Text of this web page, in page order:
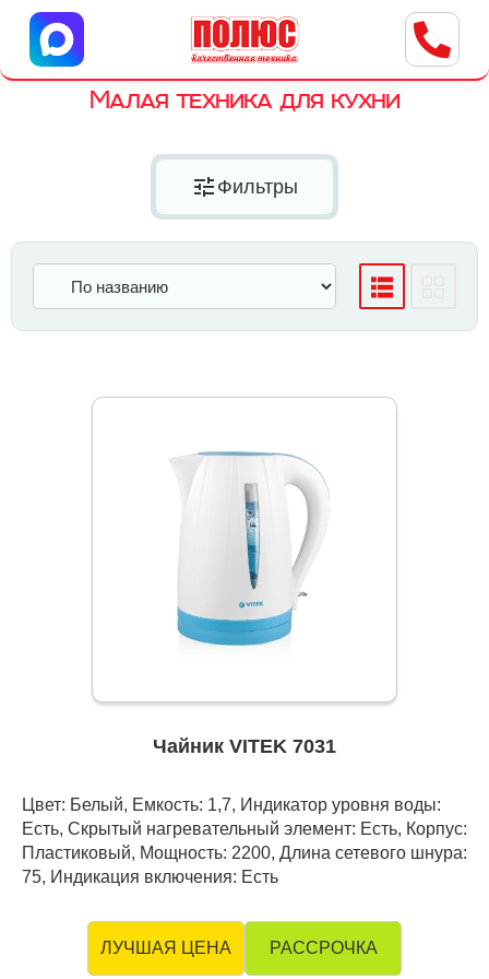
Центр бытовой техники
г. Ульяновск, ул. Пушкарева, 8a
Малая техника для кухни
tune Фильтры
Чайник VITEK 7031
Цвет: Белый, Емкость: 1,7, Индикатор уровня воды:
Есть, Скрытый нагревательный элемент: Есть, Корпус:
Пластиковый, Мощность: 2200, Длина сетевого шнура:
75, Индикация включения: Есть
ЛУЧШАЯ ЦЕНА РАССРОЧКА